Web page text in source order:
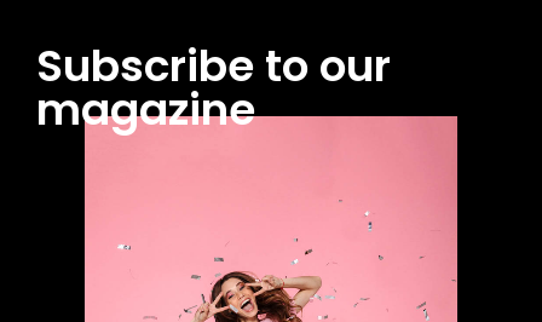
Subscribe to our
magazine